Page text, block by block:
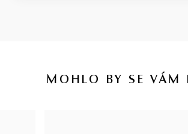
MOHLO BY SE VÁM